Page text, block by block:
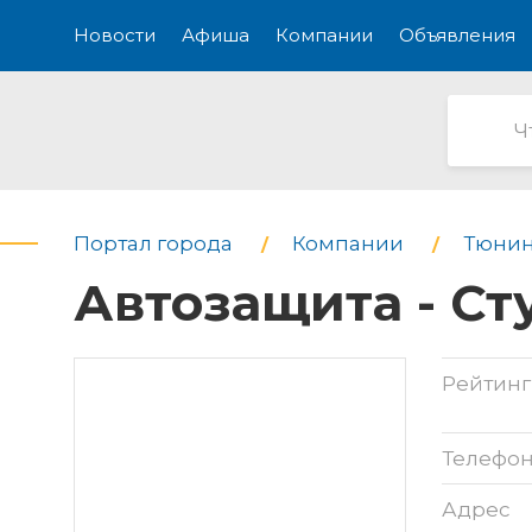
Новости Афиша Компании Объявления
Портал города Компании
Автозащита -
Рейтинг
Телефон
Адрес